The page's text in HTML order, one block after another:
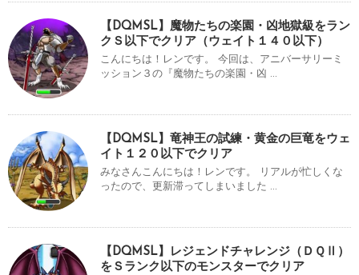
【DQMSL】魔物たちの楽園・凶地獄級をラン
クＳ以下でクリア（ウェイト１４０以下）
こんにちは！レンです。 今回は、アニバーサリーミ
ッション３の『魔物たちの楽園・凶 ...
【DQMSL】竜神王の試練・黄金の巨竜をウェ
イト１２０以下でクリア
みなさんこんにちは！レンです。 リアルが忙しくな
ったので、更新滞ってしまいました ...
【DQMSL】レジェンドチャレンジ（ＤＱⅡ）
をＳランク以下のモンスターでクリア